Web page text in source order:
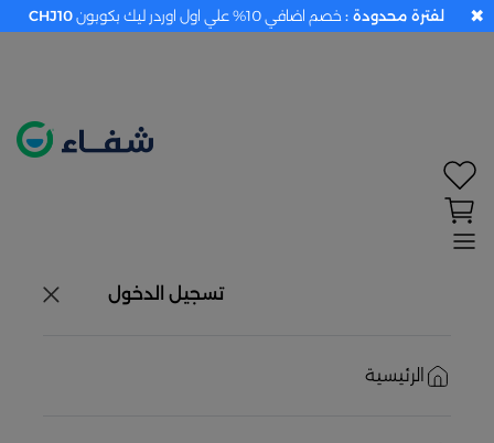
تسجيل الدخول
الرئيسية
لفترة محدودة : خصم اضافي 10% علي اول اوردر ليك بكوبون CHJ10 ✖